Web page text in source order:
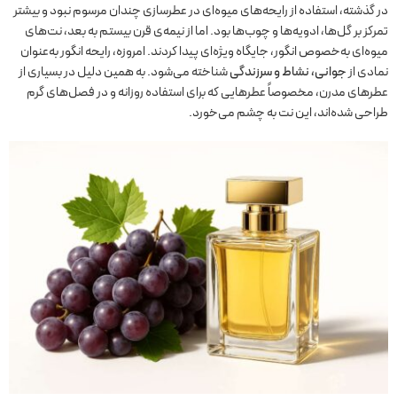
در گذشته، استفاده از رایحه‌های میوه‌ای در عطرسازی چندان مرسوم نبود و بیشتر
تمرکز بر گل‌ها، ادویه‌ها و چوب‌ها بود. اما از نیمه‌ی قرن بیستم به بعد، نت‌های
میوه‌ای به‌خصوص انگور، جایگاه ویژه‌ای پیدا کردند. امروزه، رایحه انگور به‌عنوان
نمادی ازجوانی، نشاط و سرزندگیشناخته می‌شود. به همین دلیل در بسیاری از
عطرهای مدرن، مخصوصاً عطرهایی که برای استفاده روزانه و در فصل‌های گرم
طراحی شده‌اند، این نت به چشم می‌خورد.